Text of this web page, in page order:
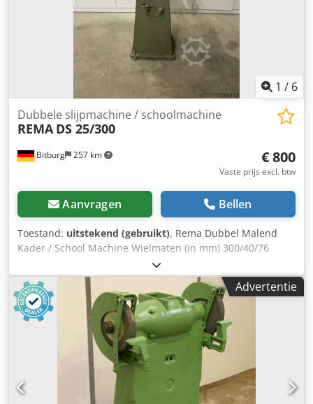
1 / 6
Bitburg 257 km
Dubbele slijpmachine / schoolmachine
REMA DS 25/300
€ 800
Vaste prijs excl. btw
Aanvragen Bellen
Toestand: uitstekend (gebruikt), Rema Dubbel Malend
Kader / School Machine Wielmaten (in mm) 300/40/76
Vermogen (in KW): 1,8 Snelheid (rpm): 1450 Spanning: 380
Volt Lamp Shields Plaats: Ex-voorraad 54634 Bitburg -
onmiddellijk beschikbaar - Crjdpfehaf Ndex AgusfAdvertentie